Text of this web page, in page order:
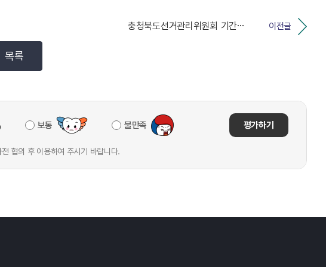
이전글
충청북도선거관리위원회 기간제근로자 서류심사 합격자 명단...
목록
보통 불만족 평가하기
협의 후 이용하여 주시기 바랍니다.